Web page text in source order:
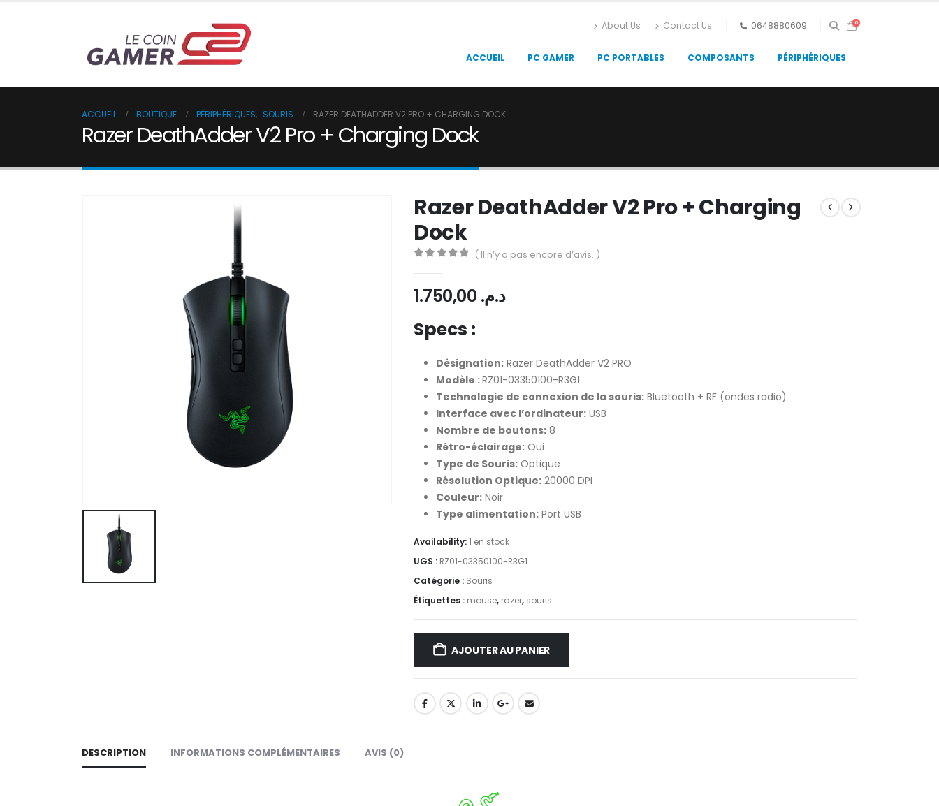
About Us Contact Us 0648880609 0
ACCUEIL PC GAMER PC PORTABLES COMPOSANTS PÉRIPHÉRIQUES
ACCUEIL BOUTIQUE PÉRIPHÉRIQUES, SOURIS RAZER DEATHADDER V2 PRO + CHARGING DOCK
Razer DeathAdder V2 Pro + Charging Dock
Razer DeathAdder V2 Pro + Charging
Dock
( Il n’y a pas encore d’avis. )
د.م.
Specs :
Désignation: Razer DeathAdder V2 PRO
Modèle :RZ01-03350100-R3G1
Technologie de connexion de la souris: Bluetooth + RF (ondes radio)
Interface avec l’ordinateur: USB
Nombre de boutons: 8
Rétro-éclairage: Oui
Type de Souris: Optique
Résolution Optique: 20000 DPI
Couleur: Noir
Type alimentation: Port USB
Availability:1 en stock
UGS : RZ01-03350100-R3G1
Catégorie : Souris
Étiquettes : mouse, razer, souris
AJOUTER AU PANIER
DESCRIPTION INFORMATIONS COMPLÉMENTAIRES AVIS (0)